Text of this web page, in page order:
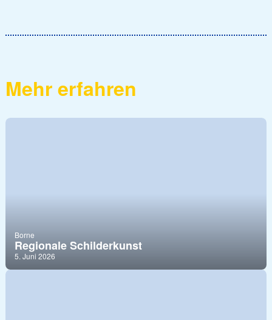
Mehr erfahren
Borne
Regionale Schilderkunst
5. Juni 2026